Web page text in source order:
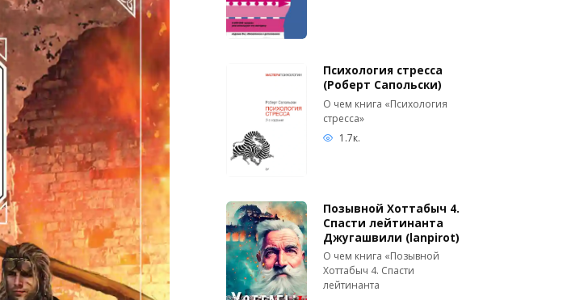
Психология стресса
(Роберт Сапольски)
О чем книга «Психология
стресса»
1.7к.
Позывной Хоттабыч 4.
Спасти лейтинанта
Джугашвили (lanpirot)
О чем книга «Позывной
Хоттабыч 4. Спасти
лейтинанта